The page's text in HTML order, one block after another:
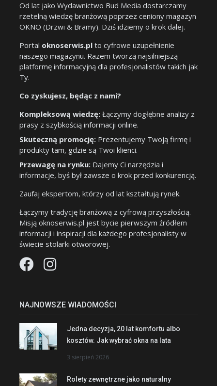
Od lat jako Wydawnictwo Bud Media dostarczamy
rzetelną wiedzę branżową poprzez ceniony magazyn
OKNO (Drzwi & Bramy). Dziś idziemy o krok dalej.
Portal oknoserwis.pl to cyfrowe uzupełnienie
naszego magazynu. Razem tworzą najsilniejszą
platformę informacyjną dla profesjonalistów takich jak
Ty.
Co zyskujesz, będąc z nami?
Kompleksową wiedzę: Łączymy dogłębne analizy z
prasy z szybkością informacji online.
Skuteczną promocję: Prezentujemy Twoją firmę i
produkty tam, gdzie są Twoi klienci.
Przewagę na rynku: Dajemy Ci narzędzia i
informacje, byś był zawsze o krok przed konkurencją.
Zaufaj ekspertom, którzy od lat kształtują rynek.
Łączymy tradycję branżową z cyfrową przyszłością.
Misją oknoserwis.pl jest bycie pierwszym źródłem
informacji i inspiracji dla każdego profesjonalisty w
świecie stolarki otworowej.
NAJNOWSZE WIADOMOŚCI
Jedna decyzja, 20 lat komfortu albo
kosztów. Jak wybrać okna na lata
3 sierpień 2026
Rolety zewnętrzne jako naturalny